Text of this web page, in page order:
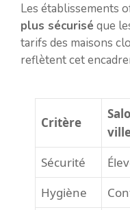
Les établissements
plus sécurisé que
tarifs des maisons
reflètent cet
Critère
Sécurité
Hygiène